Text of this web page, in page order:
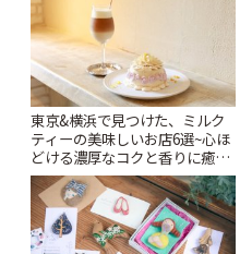
東京&横浜で見つけた、ミルク
ティーの美味しいお店6選~心ほ
どける濃厚なコクと香りに癒や
されるティータイム~ | ことりっ
ぷ